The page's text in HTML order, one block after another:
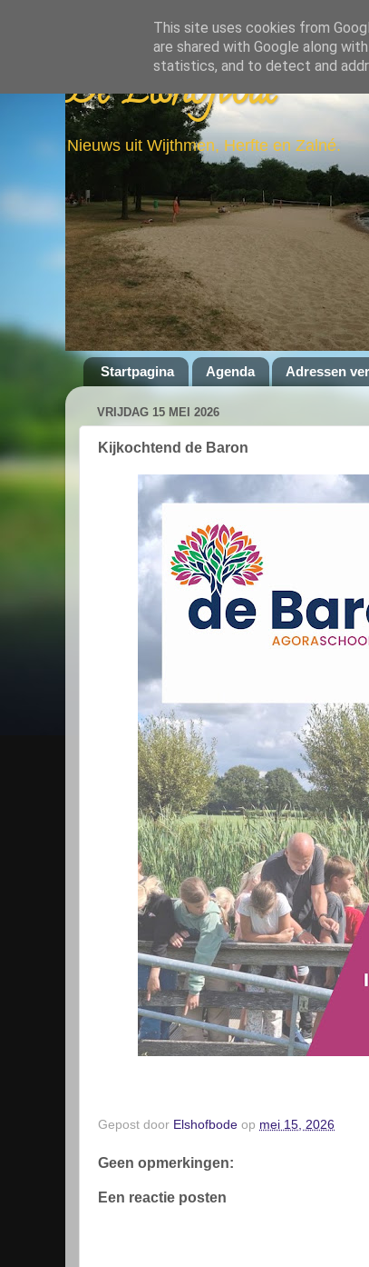
De Elshofbode
Nieuws uit Wijthmen, Herfte en Zalné.
Startpagina Agenda Adressen
VRIJDAG 15 MEI 2026
Kijkochtend de Baron
Gepost door Elshofbode op mei 15, 2026
Geen opmerkingen:
Een reactie posten
This site uses cookies from
are shared with Google along
statistics, and to detect and